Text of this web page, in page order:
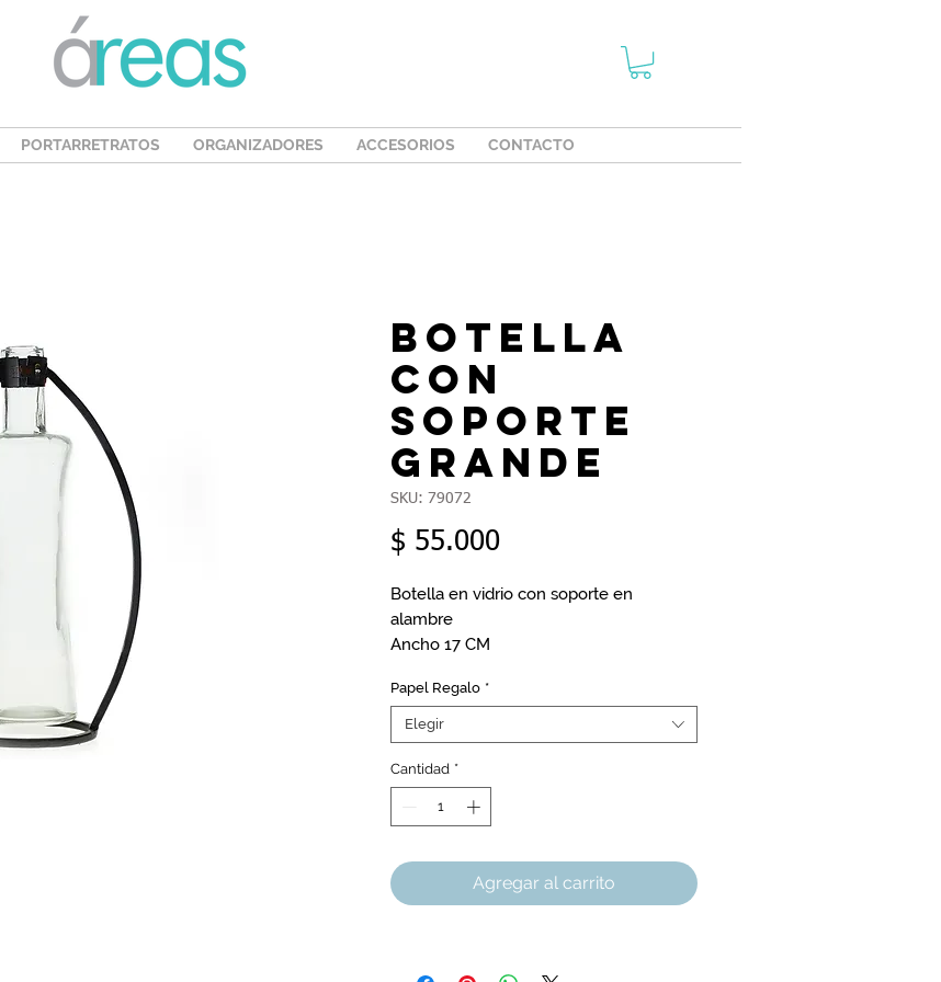
PORTARRETRATOS ORGANIZADORES ACCESORIOS CONTACTO
Botella
con
soporte
grande
SKU: 79072
$ 55.000Precio
Botella en vidrio con soporte en
alambre
Ancho 17 CM
Papel Regalo *
Elegir
Cantidad *
Agregar al carrito